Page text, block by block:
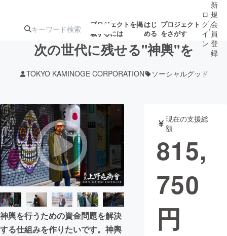
プロジェクトを掲
載するには
はじ
める
プロジェクト
をさがす
アート・写真
テクノロジー・ガジェット ゲーム・サ
映像・映画 書籍・雑誌
ビジネス・起業
ロ
グ
イ
ン
/
新
規
会
員
登
録
次の世代に残せる"神輿"を
TOKYO KAMINOGE CORPORATION ソーシャルグッド
神輿を行うための資金問題を解決
する仕組みを作りたいです。神輿
現在の支援総
額
815,
750
円